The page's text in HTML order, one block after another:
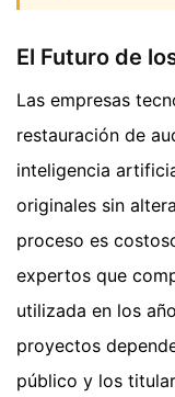
El Futuro de
Las empresas
restauración de
inteligencia
originales sin
proceso es
expertos que
utilizada en los
proyectos
público y los